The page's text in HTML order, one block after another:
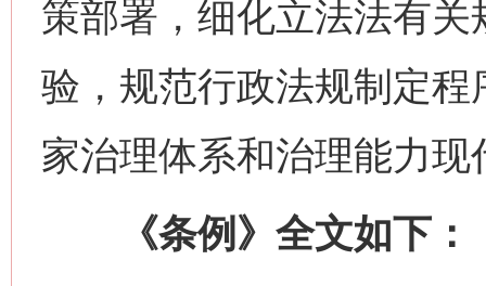
策部署，细化立法法有
验，规范行政法规制定
家治理体系和治理能力现
《条例》全文如下：